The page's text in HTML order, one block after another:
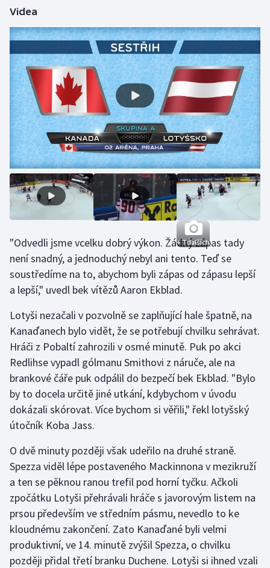
Golf
Gymnastika
Házená
Jezdectví
Judo
Krasobruslení
Lezení
Lyže a snowboard
Moderní pětiboj
Motorsport
Olympijské hry
Parasport
Plážový volejbal
Ragby
Rychlostní kanoistika
Short track
Sportovní střelba
Stolní tenis
Videa
+ 7 dalších
"Odvedli jsme vcelku dobrý výkon. Žádný zápas tady
není snadný, a jednoduchý nebyl ani tento. Teď se
soustředíme na to, abychom byli zápas od zápasu lepší
a lepší," uvedl bek vítězů Aaron Ekblad.
Lotyši nezačali v pozvolně se zaplňující hale špatně, na
Kanaďanech bylo vidět, že se potřebují chvilku sehrávat.
Hráči z Pobaltí zahrozili v osmé minutě. Puk po akci
Redlihse vypadl gólmanu Smithovi z náruče, ale na
brankové čáře puk odpálil do bezpečí bek Ekblad. "Bylo
by to docela určitě jiné utkání, kdybychom v úvodu
dokázali skórovat. Více bychom si věřili," řekl lotyšský
útočník Koba Jass.
O dvě minuty později však udeřilo na druhé straně.
Spezza viděl lépe postaveného Mackinnona v mezikruží
a ten se pěknou ranou trefil pod horní tyčku. Ačkoli
zpočátku Lotyši přehrávali hráče s javorovým listem na
prsou především ve středním pásmu, nevedlo to ke
kloudnému zakončení. Zato Kanaďané byli velmi
produktivní, ve 14. minutě zvýšil Spezza, o chvilku
později přidal třetí branku Duchene. Lotyši si ihned vzali